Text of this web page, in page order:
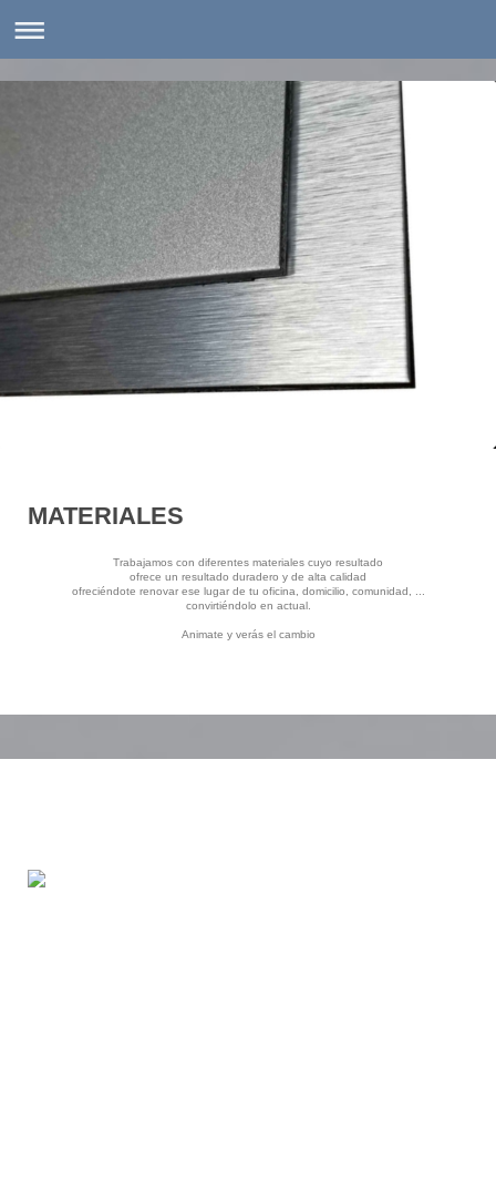
MATERIALES
Trabajamos con diferentes materiales cuyo resultado
ofrece un resultado duradero y de alta calidad
ofreciéndote renovar ese lugar de tu oficina, domicilio, comunidad, ...
convirtiéndolo en actual.
Animate y verás el cambio